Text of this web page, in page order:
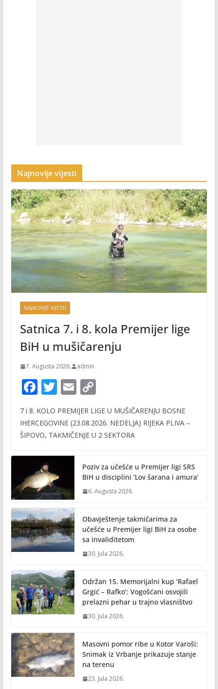
Najnovije vijesti
NAJNOVIJE VIJESTI
Satnica 7. i 8. kola Premijer lige
BiH u mušičarenju
7. Augusta 2026. admin
F
e
b
o
k
T
itt
er
E
ai
l
C
p
y
n
k
7 i 8. KOLO PREMIJER LIGE U MUŠIČARENJU BOSNE
IHERCEGOVINE (23.08.2026. NEDELJA) RIJEKA PLIVA –
ŠIPOVO, TAKMIČENJE U 2 SEKTORA
Poziv za učešće u Premijer ligi SRS
BiH u disciplini ‘Lov šarana i amura’
6. Augusta 2026.
Obavještenje takmičarima za
učešće u Premijer ligi BiH za osobe
sa invaliditetom
30. Jula 2026.
Održan 15. Memorijalni kup ‘Rafael
Grgić – Rafko’: Vogošćani osvojili
prelazni pehar u trajno vlasništvo
30. Jula 2026.
Masovni pomor ribe u Kotor Varoši:
Snimak iz Vrbanje prikazuje stanje
na terenu
23. Jula 2026.